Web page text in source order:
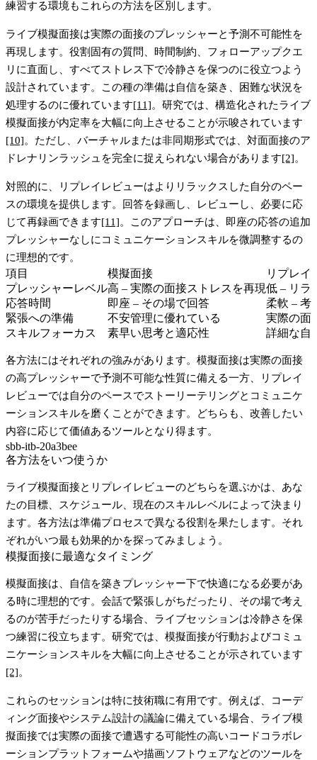
練習する環境もこれらの方法を区別します。
ライブ模擬面接は実際の面接のプレッシャーと予測不可能性を
再現します。役割固有の質問、時間制約、フォローアップクエ
リに直面し、すべてストレス下で冷静さを保つのに役立つよう
設計されています。この種の準備は自信を築き、困難な状況を
処理するのに優れています[11]。研究では、構造化されたライブ
模擬面接が内定率を大幅に向上させることが示唆されています
[10]。ただし、バーチャルまたは非同期形式では、対面面接のア
ドレナリンラッシュを完全に捉えられない場合があります[2]。
対照的に、 リプレイレビューはよりリラックスした自分のペー
スの環境を提供します。回答を録画し、レビューし、必要に応
じて再録画できます[11]。このアプローチは、即座の応答の追加
プレッシャーなしにコミュニケーションスキルを微調整するの
に理想的です。
項目 模擬面接
リプレイ
プレッシャーレベル高 – 実際の面接ストレスを再現低 – リラ
応答時間
即座 – その場で回答
柔軟 – 考
緊張への準備
不安管理に優れている
実際の面
スキルフォーカス
素早い思考と適応性 詳細な自
各方法にはそれぞれの強みがあります。模擬面接は実際の面接
の高プレッシャーで予測不可能な性質に備える一方、リプレイ
レビューでは自分のペースでストーリーテリングとコミュニケ
ーションスキルを磨くことができます。どちらも、改善したい
内容に応じて価値あるツールとなり得ます。
sbb-itb-20a3bee
各方法をいつ使うか
ライブ模擬面接とリプレイレビューのどちらを選ぶかは、あな
たの目標、スケジュール、現在のスキルレベルによって決まり
ます。各方法は準備プロセスで異なる役割を果たします。それ
ぞれがいつ最も効果的かを探ってみましょう。
模擬面接に最適なタイミング
模擬面接は、自信を築きプレッシャー下で快適になる必要があ
る時に理想的です。会話で緊張しがちだったり、その場で考え
るのが苦手だったりする場合、ライブセッションは冷静さを保
つ練習に役立ちます。研究では、模擬面接が行動およびコミュ
ニケーションスキルを大幅に向上させることが示されています
[2]。
これらのセッションは特に技術職に有用です。例えば、コーデ
ィング面接やシステム設計の議論に備えている場合、ライブ模
擬面接では実際の面接で遭遇する可能性の高いコードコラボレ
ーションプラットフォームや描画ソフトウェアなどのツールを